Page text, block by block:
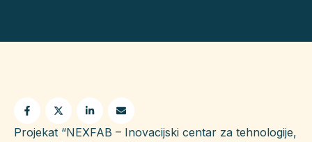
Projekat “NEXFAB – Inovacijski centar za tehnologije,